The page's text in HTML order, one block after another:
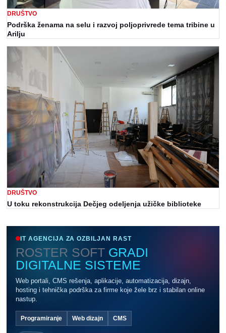
DRUŠTVO
Podrška ženama na selu i razvoj poljoprivrede tema tribine u
Arilju
DRUŠTVO
U toku rekonstrukcija Dečjeg odeljenja užičke biblioteke
IT AGENCIJA ZA OZBILJAN RAST
ROSTER SOFT GRADI
DIGITALNE SISTEME
Web portali, CMS rešenja, aplikacije, automatizacija, dizajn,
hosting i tehnička podrška za firme koje žele brz i stabilan online
nastup.
Programiranje Web dizajn CMS